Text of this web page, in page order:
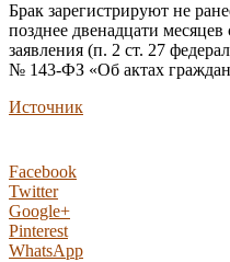
Брак зарегистрируют не
позднее двенадцати
заявления (п. 2 ст. 27
№ 143-ФЗ «Об актах
Источник
Facebook
Twitter
Google+
Pinterest
WhatsApp